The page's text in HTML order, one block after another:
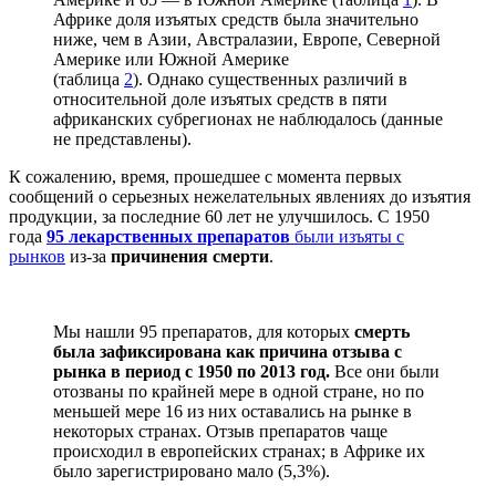
Африке доля изъятых средств была значительно
ниже, чем в Азии, Австралазии, Европе, Северной
Америке или Южной Америке
(таблица 2). Однако существенных различий в
относительной доле изъятых средств в пяти
африканских субрегионах не наблюдалось (данные
не представлены).
К сожалению, время, прошедшее с момента первых
сообщений о серьезных нежелательных явлениях до изъятия
продукции, за последние 60 лет не улучшилось. С 1950
года 95 лекарственных препаратов были изъяты с
рынков из-за причинения смерти.
Мы нашли 95 препаратов, для которых смерть
была зафиксирована как причина отзыва с
рынка в период с 1950 по 2013 год. Все они были
отозваны по крайней мере в одной стране, но по
меньшей мере 16 из них оставались на рынке в
некоторых странах. Отзыв препаратов чаще
происходил в европейских странах; в Африке их
было зарегистрировано мало (5,3%).